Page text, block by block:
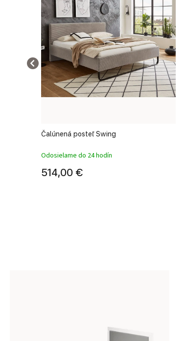
Čalúnená posteľ Swing
Odosielame do 24 hodín
514,00 €